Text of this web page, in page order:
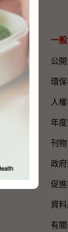
一
公
環
人
年
刊物
政
促
資
有